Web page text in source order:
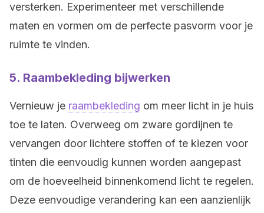
versterken. Experimenteer met verschillende
maten en vormen om de perfecte pasvorm voor je
ruimte te vinden.
5. Raambekleding bijwerken
Vernieuw je raambekleding om meer licht in je huis
toe te laten. Overweeg om zware gordijnen te
vervangen door lichtere stoffen of te kiezen voor
tinten die eenvoudig kunnen worden aangepast
om de hoeveelheid binnenkomend licht te regelen.
Deze eenvoudige verandering kan een aanzienlijk